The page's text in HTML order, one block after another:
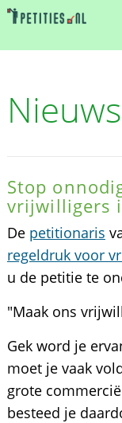
Nieuws
Stop
vrijwilligers
De petitionaris
regeldruk voor
u de petitie te
"Maak ons
Gek word je
moet je vaak
grote
besteed je